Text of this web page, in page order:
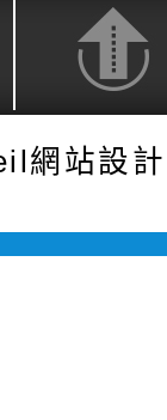
網站設